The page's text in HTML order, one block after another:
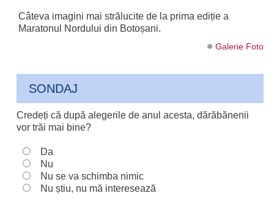
Câteva imagini mai strălucite de la prima ediție a
Maratonul Nordului din Botoșani.
Galerie Foto
SONDAJ
Credeți că după alegerile de anul acesta, dărăbănenii
vor trăi mai bine?
Da
Nu
Nu se va schimba nimic
Nu știu, nu mă interesează